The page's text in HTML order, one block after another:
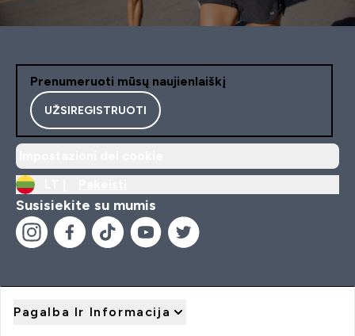
Prenumeruoti mūsų naujienlaiškį
UŽSIREGISTRUOTI
Susisiekite su mumis
Pagalba Ir Informacija